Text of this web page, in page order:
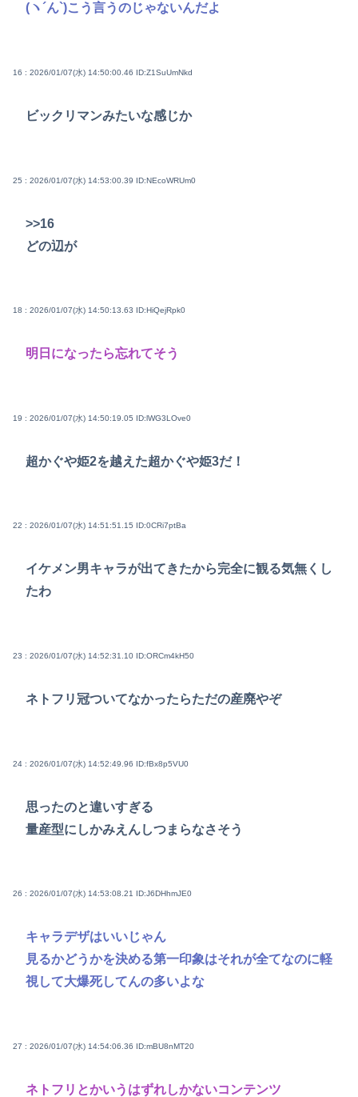
(ヽ´ん`)こう言うのじゃないんだよ
16 : 2026/01/07(水) 14:50:00.46 ID:Z1SuUmNkd
ビックリマンみたいな感じか
25 : 2026/01/07(水) 14:53:00.39 ID:NEcoWRUm0
>>16
どの辺が
18 : 2026/01/07(水) 14:50:13.63 ID:HiQejRpk0
明日になったら忘れてそう
19 : 2026/01/07(水) 14:50:19.05 ID:lWG3LOve0
超かぐや姫2を越えた超かぐや姫3だ！
22 : 2026/01/07(水) 14:51:51.15 ID:0CRi7ptBa
イケメン男キャラが出てきたから完全に観る気無くし
たわ
23 : 2026/01/07(水) 14:52:31.10 ID:ORCm4kH50
ネトフリ冠ついてなかったらただの産廃やぞ
24 : 2026/01/07(水) 14:52:49.96 ID:fBx8p5VU0
思ったのと違いすぎる
量産型にしかみえんしつまらなさそう
26 : 2026/01/07(水) 14:53:08.21 ID:J6DHhmJE0
キャラデザはいいじゃん
見るかどうかを決める第一印象はそれが全てなのに軽
視して大爆死してんの多いよな
27 : 2026/01/07(水) 14:54:06.36 ID:mBU8nMT20
ネトフリとかいうはずれしかないコンテンツ